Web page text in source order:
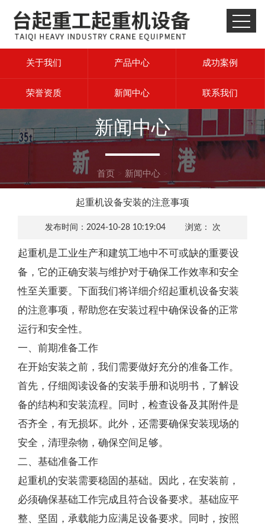
关于我们 产品中心 成功案例
荣誉资质 新闻中心 联系我们
新闻中心
首页 新闻中心
起重机设备安装的注意事项
发布时间：2024-10-28 10:19:04 浏览： 次
起重机是工业生产和建筑工地中不可或缺的重要设
备，它的正确安装与维护对于确保工作效率和安全
性至关重要。下面我们将详细介绍起重机设备安装
的注意事项，帮助您在安装过程中确保设备的正常
运行和安全性。
一、前期准备工作
在开始安装之前，我们需要做好充分的准备工作。
首先，仔细阅读设备的安装手册和说明书，了解设
备的结构和安装流程。同时，检查设备及其附件是
否齐全，有无损坏。此外，还需要确保安装现场的
安全，清理杂物，确保空间足够。
二、基础准备工作
起重机的安装需要稳固的基础。因此，在安装前，
必须确保基础工作完成且符合设备要求。基础应平
整、坚固，承载能力应满足设备要求。同时，按照